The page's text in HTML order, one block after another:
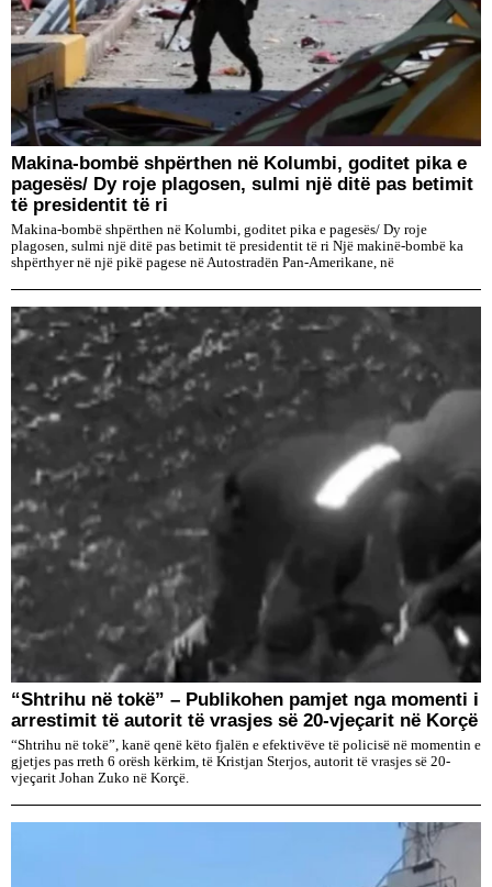
Makina-bombë shpërthen në Kolumbi, goditet pika e
pagesës/ Dy roje plagosen, sulmi një ditë pas betimit
të presidentit të ri
Makina-bombë shpërthen në Kolumbi, goditet pika e pagesës/ Dy roje
plagosen, sulmi një ditë pas betimit të presidentit të ri Një makinë-bombë ka
shpërthyer në një pikë pagese në Autostradën Pan-Amerikane, në
“Shtrihu në tokë” – Publikohen pamjet nga momenti i
arrestimit të autorit të vrasjes së 20-vjeçarit në Korçë
“Shtrihu në tokë”, kanë qenë këto fjalën e efektivëve të policisë në momentin e
gjetjes pas rreth 6 orësh kërkim, të Kristjan Sterjos, autorit të vrasjes së 20-
vjeçarit Johan Zuko në Korçë.